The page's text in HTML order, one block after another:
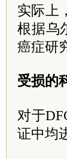
实际上
根据乌
癌症研
受损的
对于
证中均